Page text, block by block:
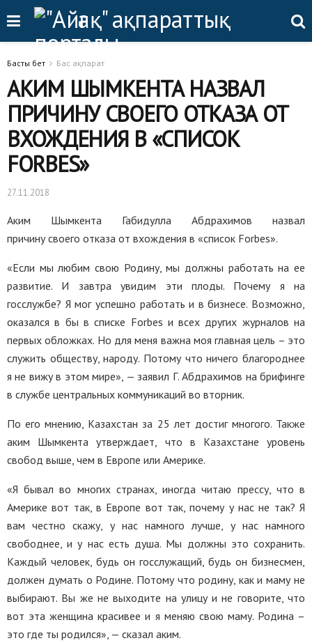
Басты бет Бас ақпарат
АКИМ ШЫМКЕНТА НАЗВАЛ
ПРИЧИНУ СВОЕГО ОТКАЗА ОТ
ВХОЖДЕНИЯ В «СПИСОК
FORBES»
27.11.2018
Аким Шымкента Габидулла Абдрахимов назвал
причину своего отказа от вхождения в «список Forbes».
«Если мы любим свою Родину, мы должны работать на ее
развитие. И завтра увидим эти плоды. Почему я на
госслужбе? Я мог успешно работать и в бизнесе. Возможно,
оказался в бы в списке Forbes и всех других журналов на
первых обложках. Но для меня важна моя главная цель – это
служить обществу, народу. Потому что ничего благороднее
я не вижу в этом мире», — заявил Г. Абдрахимов на брифинге
в службе центральных коммуникаций во вторник.
По его мнению, Казахстан за 25 лет достиг многого. Также
аким Шымкента утверждает, что в Казахстане уровень
свобод выше, чем в Европе или Америке.
«Я бывал во многих странах, иногда читаю прессу, что в
Америке вот так, в Европе вот так, почему у нас не так? Я
вам честно скажу, у нас намного лучше, у нас намного
свободнее, и у нас есть душа. Мы должны это сохранить.
Каждый человек, будь он госслужащий, будь он бизнесмен,
должен думать о Родине. Потому что родину, как и маму не
выбирают. Вы же не выходите на улицу и не говорите, что
вот эта женщина красивее и я меняю свою маму. Родина –
это где ты родился», — сказал аким.